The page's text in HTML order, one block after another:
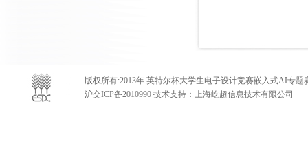
版权所有:2013年 英特尔杯大学生电子设计竞赛嵌入式AI专题
沪交ICP备2010990 技术支持：上海屹超信息技术有限公司